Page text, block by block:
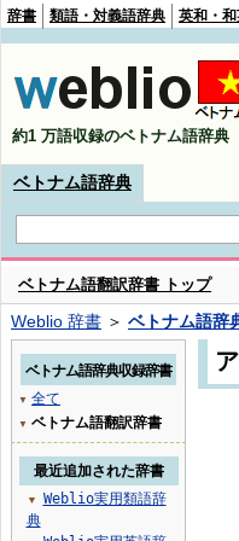
辞書 類語・対義語辞典 英和・
約1 万語収録のベトナム語辞典
ベトナム語辞典
ベトナム語翻訳辞書 トップ
Weblio 辞書 ＞ ベトナム語辞
ベトナム語辞典収録辞書
▼ 全て
▼ ベトナム語翻訳辞書
最近追加された辞書
▼
Weblio実用類語辞
典